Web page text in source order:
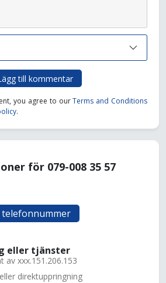
till kommentar
you agree to ourTerms and Conditions
.
för 079-008 35 57
eller tjänster
av xxx.151.206.153
direktuppringning